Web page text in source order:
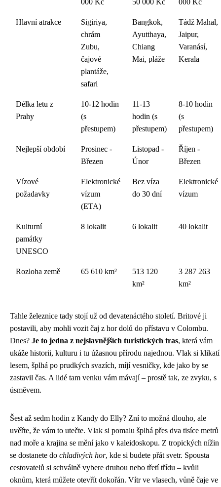
000 Kč 50 000 Kč 000 Kč
Hlavní atrakce
Sigiriya,
chrám
Zubu,
čajové
plantáže,
safari
Bangkok,
Ayutthaya,
Chiang
Mai, pláže
Tádž Mahal,
Jaipur,
Varanásí,
Kerala
Délka letu z
Prahy
10-12 hodin
(s
přestupem)
11-13
hodin (s
přestupem)
8-10 hodin
(s
přestupem)
Nejlepší období
Prosinec -
Březen
Listopad -
Únor
Říjen -
Březen
Vízové
požadavky
Elektronické
vízum
(ETA)
Bez víza
do 30 dní
Elektronické
vízum
Kulturní
památky
UNESCO
8 lokalit 6 lokalit 40 lokalit
Rozloha země 65 610 km²
513 120
km²
3 287 263
km²
Tahle železnice tady stojí už od devatenáctého století. Britové ji
postavili, aby mohli vozit čaj z hor dolů do přístavu v Colombu.
Dnes? Je to jedna z nejslavnějších turistických tras, která vám
ukáže historii, kulturu i tu úžasnou přírodu najednou. Vlak si klikatí
lesem, šplhá po prudkých svazích, míjí vesničky, kde jako by se
zastavil čas. A lidé tam venku vám mávají – prostě tak, ze zvyku, s
úsměvem.
Šest až sedm hodin z Kandy do Elly? Zní to možná dlouho, ale
uvěřte, že vám to utečte. Vlak si pomalu šplhá přes dva tisíce metrů
nad moře a krajina se mění jako v kaleidoskopu. Z tropických nížin
se dostanete do chladivých hor, kde si budete přát svetr. Spousta
cestovatelů si schválně vybere druhou nebo třetí třídu – kvůli
oknům, která můžete otevřít dokořán. Vítr ve vlasech, vůně čaje ve